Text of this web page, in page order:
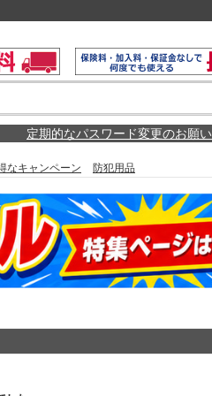
定期的なパスワード変更のお願い
なキャンペーン 防犯用品